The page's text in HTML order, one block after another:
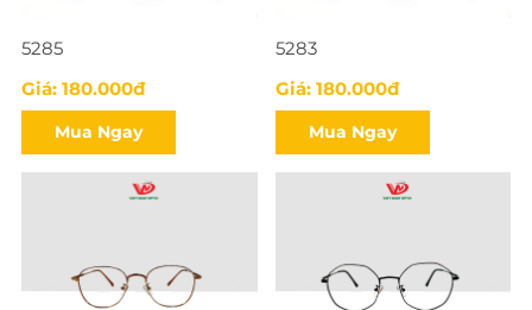
5285
Giá: 180.000đ
Mua Ngay
5283
Giá: 180.000đ
Mua Ngay